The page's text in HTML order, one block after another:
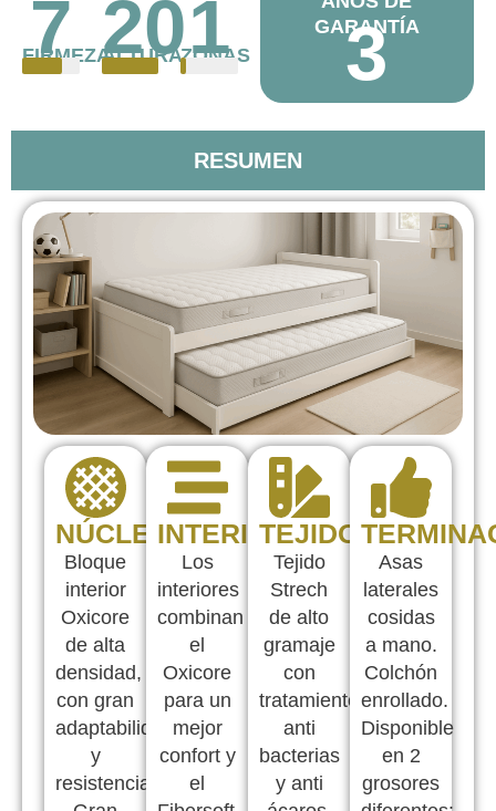
7
FIRMEZA20
ALTURA 1
ZONAS
GARANTÍA
3
RESUMEN
NÚCLEO
Bloque
interior
Oxicore
de alta
densidad,
con gran
adaptabilidad
y
resistencia.
INTERIORES
Los
interiores
combinan
el
Oxicore
para un
mejor
confort y
el
TEJIDOS
Tejido
Strech
de alto
gramaje
con
tratamiento
anti
bacterias
y anti
Asas
laterales
cosidas
a mano.
Colchón
enrollado.
Disponible
en 2
grosores